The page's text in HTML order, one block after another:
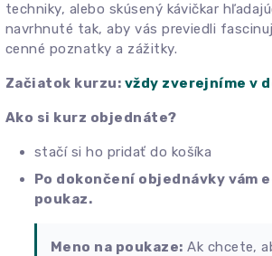
techniky, alebo skúsený kávičkar
navrhnuté tak, aby vás previedli
cenné poznatky a zážitky.
Začiatok kurzu: vždy zverejníme v
Ako si kurz objednáte?
stačí si ho pridať do košíka
Po dokončení objednávky vám
poukaz.
Meno na poukaze: Ak chcete,